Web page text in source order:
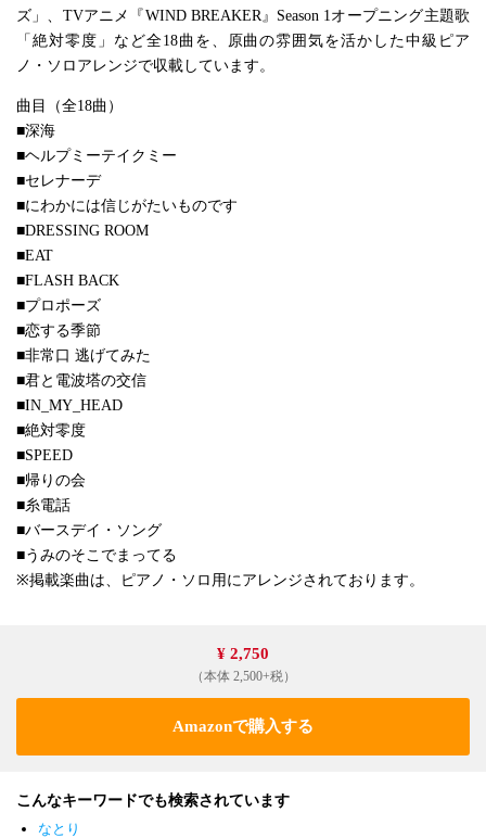
ズ」、TVアニメ『WIND BREAKER』Season 1オープニング主題歌
「絶対零度」など全18曲を、原曲の雰囲気を活かした中級ピア
ノ・ソロアレンジで収載しています。
曲目（全18曲）
■深海
■ヘルプミーテイクミー
■セレナーデ
■にわかには信じがたいものです
■DRESSING ROOM
■EAT
■FLASH BACK
■プロポーズ
■恋する季節
■非常口 逃げてみた
■君と電波塔の交信
■IN_MY_HEAD
■絶対零度
■SPEED
■帰りの会
■糸電話
■バースデイ・ソング
■うみのそこでまってる
※掲載楽曲は、ピアノ・ソロ用にアレンジされております。
¥ 2,750
（本体 2,500+税）
Amazonで購入する
こんなキーワードでも検索されています
なとり